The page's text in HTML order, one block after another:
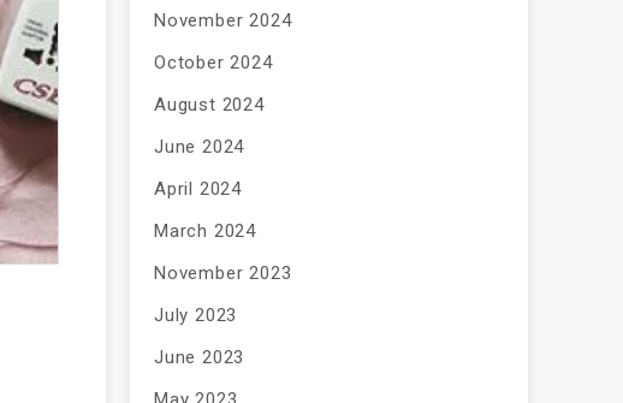
November 2024
October 2024
August 2024
June 2024
April 2024
March 2024
November 2023
July 2023
June 2023